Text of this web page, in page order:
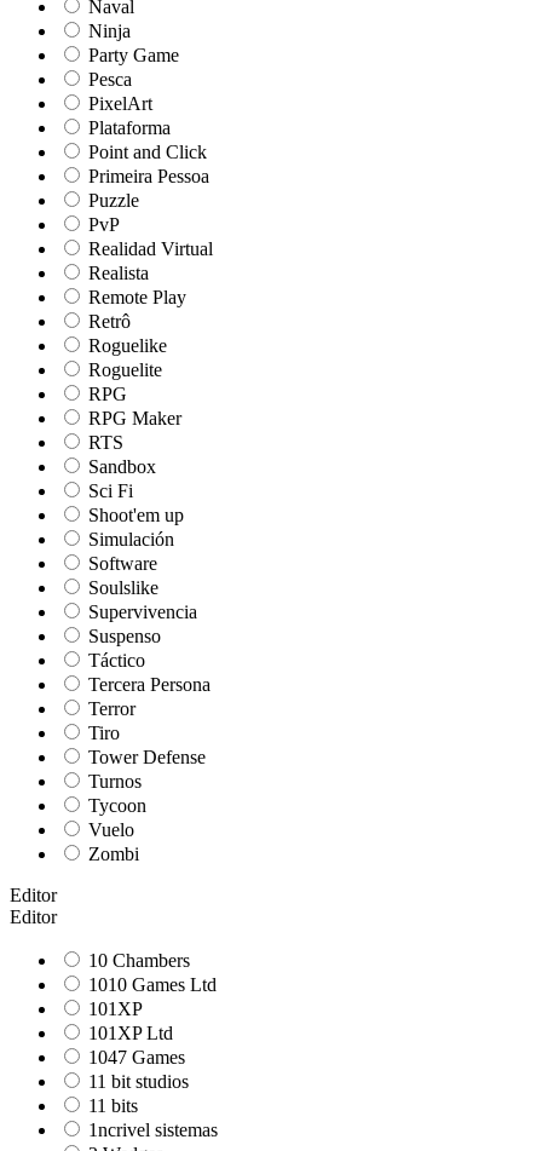
Naval
Ninja
Party Game
Pesca
PixelArt
Plataforma
Point and Click
Primeira Pessoa
Puzzle
PvP
Realidad Virtual
Realista
Remote Play
Retrô
Roguelike
Roguelite
RPG
RPG Maker
RTS
Sandbox
Sci Fi
Shoot'em up
Simulación
Software
Soulslike
Supervivencia
Suspenso
Táctico
Tercera Persona
Terror
Tiro
Tower Defense
Turnos
Tycoon
Vuelo
Zombi
Editor
Editor
10 Chambers
1010 Games Ltd
101XP
101XP Ltd
1047 Games
11 bit studios
11 bits
1ncrivel sistemas